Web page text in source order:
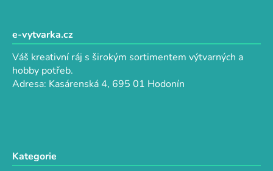
e-vytvarka.cz
Váš kreativní ráj s širokým sortimentem výtvarných a
hobby potřeb.
Adresa: Kasárenská 4, 695 01 Hodonín
Kategorie